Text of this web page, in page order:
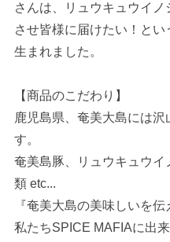
さんは、リュウキュウイ
させ皆様に届けたい！と
生まれました。
【商品のこだわり】
鹿児島県、奄美大島には
す。
奄美島豚、リュウキュウ
類 etc...
『奄美大島の美味しいを伝
私たちSPICE MAFIAに出